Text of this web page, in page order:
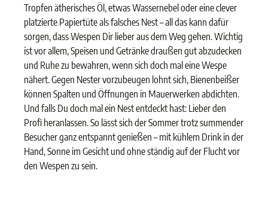
Tropfen ätherisches Öl, etwas Wassernebel oder eine clever
platzierte Papiertüte als falsches Nest – all das kann dafür
sorgen, dass Wespen Dir lieber aus dem Weg gehen. Wichtig
ist vor allem, Speisen und Getränke draußen gut abzudecken
und Ruhe zu bewahren, wenn sich doch mal eine Wespe
nähert. Gegen Nester vorzubeugen lohnt sich, Bienenbeißer
können Spalten und Öffnungen in Mauerwerken abdichten.
Und falls Du doch mal ein Nest entdeckt hast: Lieber den
Profi heranlassen. So lässt sich der Sommer trotz summender
Besucher ganz entspannt genießen – mit kühlem Drink in der
Hand, Sonne im Gesicht und ohne ständig auf der Flucht vor
den Wespen zu sein.